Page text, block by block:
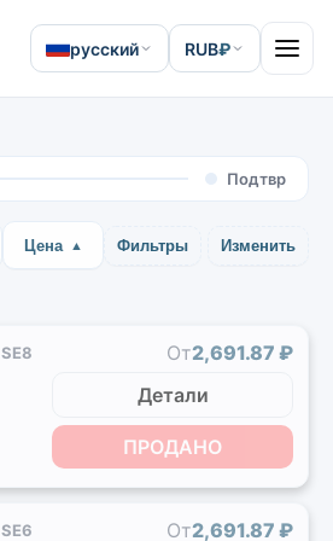
русский RUB₽ Open
Подтвр
Цена Фильтры Изменить
SE8 От2,691.87 ₽
Детали
ПРОДАНО
SE6 От2,691.87 ₽